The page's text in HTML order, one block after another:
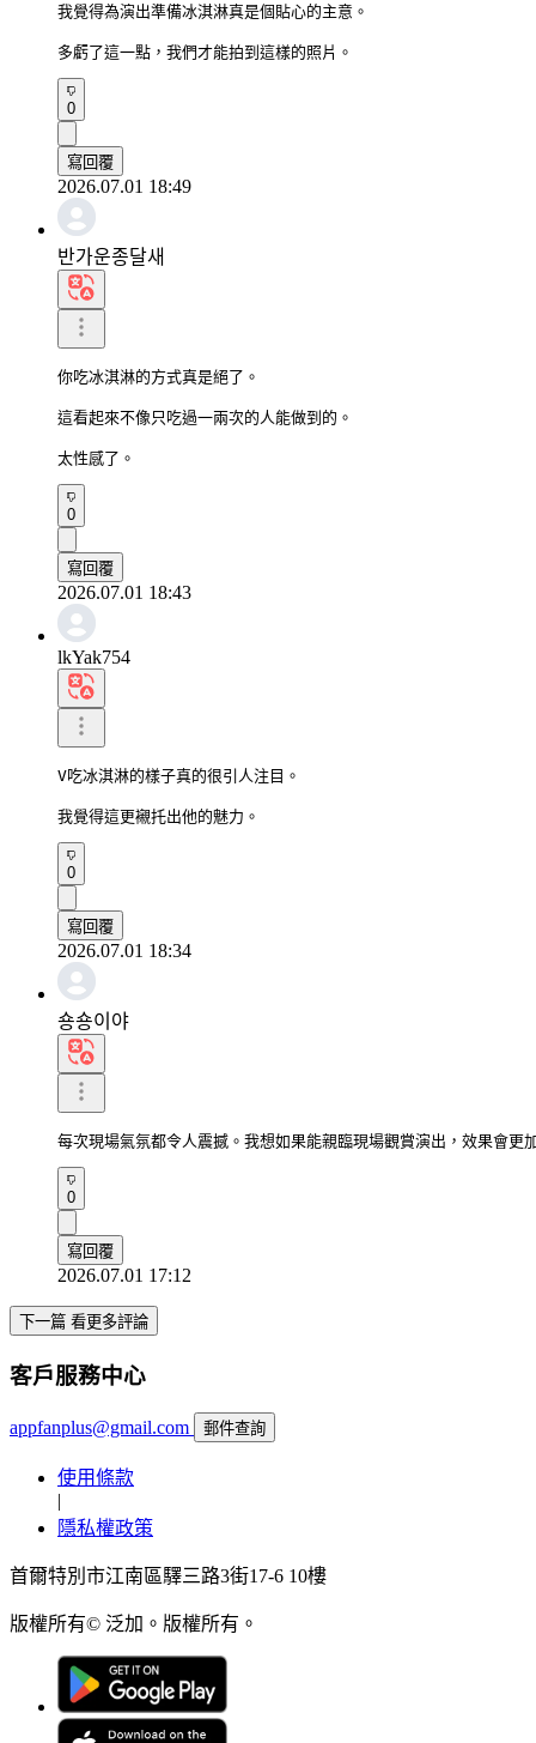
我覺得為演出準備冰淇淋真是個貼心的主意。
多虧了這一點，我們才能拍到這樣的照片。
0
寫回覆
2026.07.01 18:49
반가운종달새
你吃冰淇淋的方式真是絕了。
這看起來不像只吃過一兩次的人能做到的。
太性感了。
0
寫回覆
2026.07.01 18:43
lkYak754
V吃冰淇淋的樣子真的很引人注目。
我覺得這更襯托出他的魅力。
0
寫回覆
2026.07.01 18:34
숑숑이야
每次現場氣氛都令人震撼。我想如果能親臨現場觀賞演出，效果會更
0
寫回覆
2026.07.01 17:12
下一篇 看更多評論
客戶服務中心
appfanplus@gmail.com 郵件查詢
使用條款
|
隱私權政策
首爾特別市江南區驛三路3街17-6 10樓
版權所有© 泛加。版權所有。